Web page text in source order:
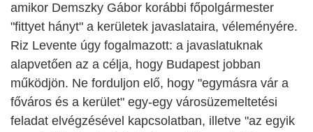
amikor Demszky Gábor korábbi főpolgármester
"fittyet hányt" a kerületek javaslataira, véleményére.
Riz Levente úgy fogalmazott: a javaslatuknak
alapvetően az a célja, hogy Budapest jobban
működjön. Ne forduljon elő, hogy "egymásra vár a
főváros és a kerület" egy-egy városüzemeltetési
feladat elvégzésével kapcsolatban, illetve "az egyik